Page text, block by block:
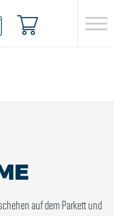
auf dem Parkett und